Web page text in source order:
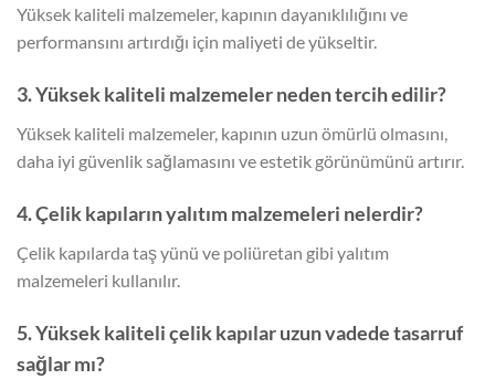
Yüksek kaliteli malzemeler, kapının dayanıklılığını ve
performansını artırdığı için maliyeti de yükseltir.
3. Yüksek kaliteli malzemeler neden tercih edilir?
Yüksek kaliteli malzemeler, kapının uzun ömürlü olmasını,
daha iyi güvenlik sağlamasını ve estetik görünümünü artırır.
4. Çelik kapıların yalıtım malzemeleri nelerdir?
Çelik kapılarda taş yünü ve poliüretan gibi yalıtım
malzemeleri kullanılır.
5. Yüksek kaliteli çelik kapılar uzun vadede tasarruf
sağlar mı?